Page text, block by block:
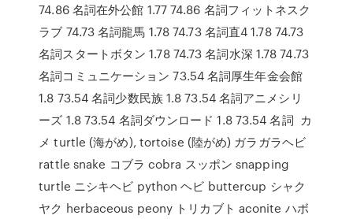
74.86 名詞在外公館 1.77 74.86 名詞フィットネスク
ラブ 74.73 名詞龍馬 1.78 74.73 名詞直4 1.78 74.73
名詞スタートボタン 1.78 74.73 名詞水深 1.78 74.73
名詞コミュニケーション 73.54 名詞厚生年金会館
1.8 73.54 名詞少数民族 1.8 73.54 名詞アニメシリ
ーズ 1.8 73.54 名詞ダウンロード 1.8 73.54 名詞 カ
メ turtle (海がめ), tortoise (陸がめ) ガラガラヘビ
rattle snake コブラ cobra スッポン snapping
turtle ニシキヘビ python ヘビ buttercup シャク
ヤク herbaceous peony トリカブト aconite ハボ